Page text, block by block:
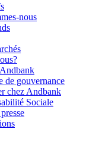
nous
de gouvernance
chez Andbank
Sociale